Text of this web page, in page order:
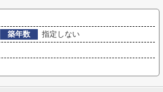
築年数
指定しない